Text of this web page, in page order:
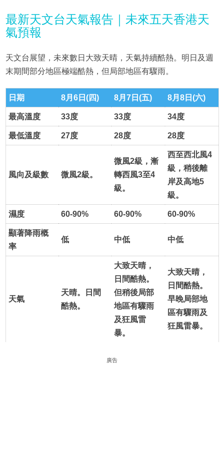
最新天文台天氣報告｜未來五天香港天
氣預報
天文台展望，未來數日大致天晴，天氣持續酷熱。明日及週
末期間部分地區極端酷熱，但局部地區有驟雨。
日期 8月6日(四) 8月7日(五) 8月8日(六)
最高溫度 33度 33度 34度
最低溫度 27度 28度 28度
風向及級數 微風2級。
微風2級，漸
轉西風3至4
級。
西至西北風4
級，稍後離
岸及高地5
級。
濕度 60-90% 60-90% 60-90%
顯著降雨概
率
低 中低 中低
天氣
天晴。日間
酷熱。
大致天晴，
日間酷熱。
但稍後局部
地區有驟雨
及狂風雷
暴。
大致天晴，
日間酷熱。
早晚局部地
區有驟雨及
狂風雷暴。
廣告